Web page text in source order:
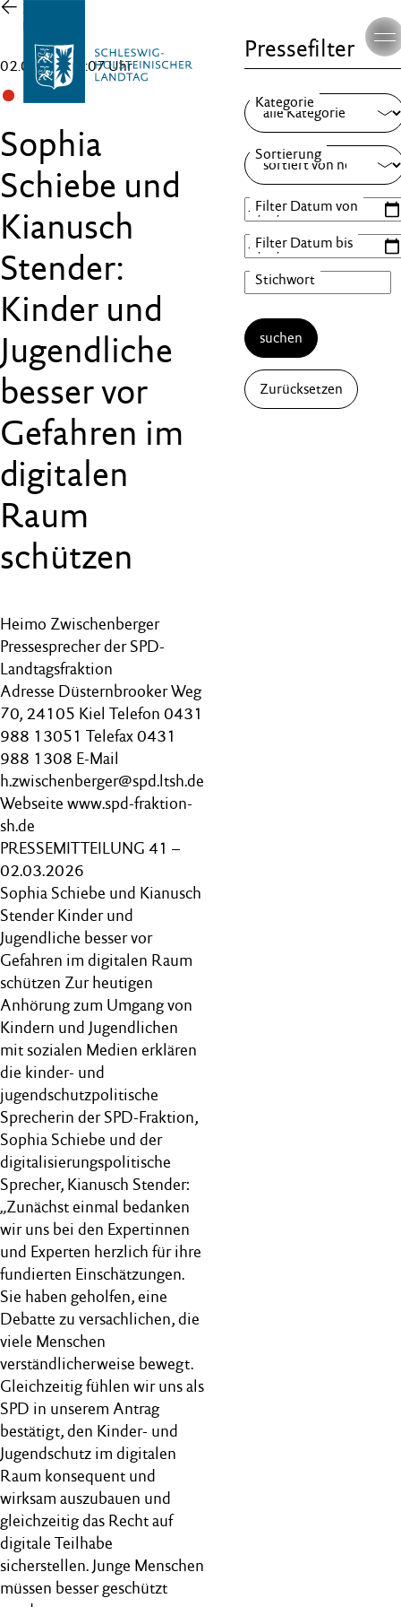
Zur
Übersicht
02.03.26 , 15:07 Uhr
Sophia
Schiebe und
Kianusch
Stender:
Kinder und
Jugendliche
besser vor
Gefahren im
digitalen
Raum
schützen
Heimo Zwischenberger
Pressesprecher der SPD-
Landtagsfraktion
Adresse Düsternbrooker Weg
70, 24105 Kiel Telefon 0431
988 13051 Telefax 0431
988 1308 E-Mail
h.zwischenberger@spd.ltsh.de
Webseite www.spd-fraktion-
sh.de
PRESSEMITTEILUNG 41 –
02.03.2026
Sophia Schiebe und Kianusch
Stender Kinder und
Jugendliche besser vor
Gefahren im digitalen Raum
schützen Zur heutigen
Anhörung zum Umgang von
Kindern und Jugendlichen
mit sozialen Medien erklären
die kinder- und
jugendschutzpolitische
Sprecherin der SPD-Fraktion,
Sophia Schiebe und der
digitalisierungspolitische
Sprecher, Kianusch Stender:
„Zunächst einmal bedanken
wir uns bei den Expertinnen
und Experten herzlich für ihre
fundierten Einschätzungen.
Sie haben geholfen, eine
Debatte zu versachlichen, die
viele Menschen
verständlicherweise bewegt.
Gleichzeitig fühlen wir uns als
SPD in unserem Antrag
bestätigt, den Kinder- und
Jugendschutz im digitalen
Raum konsequent und
wirksam auszubauen und
gleichzeitig das Recht auf
digitale Teilhabe
sicherstellen. Junge Menschen
müssen besser geschützt
Pressefilter
suchen
Zurücksetzen